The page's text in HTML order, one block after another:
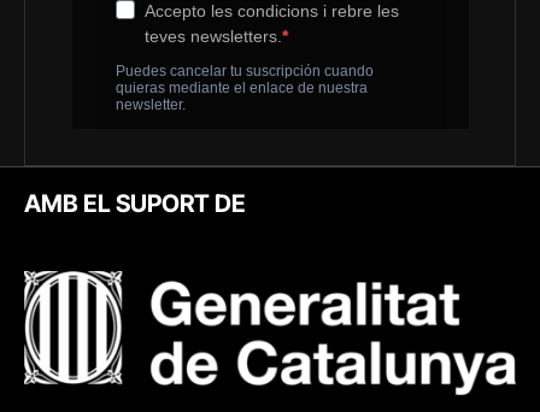
AMB EL SUPORT DE